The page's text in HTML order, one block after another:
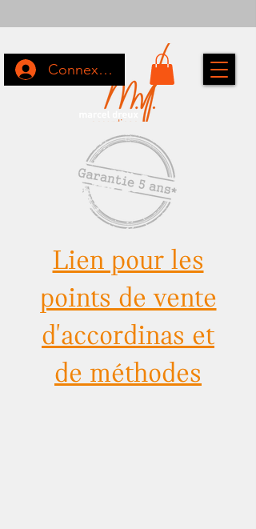
Connexion
Lien pour les
points de vente
d'accordinas et
de méthodes